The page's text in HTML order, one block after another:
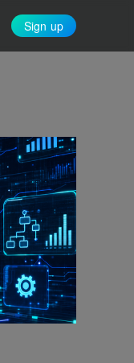
Sign up